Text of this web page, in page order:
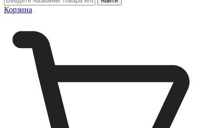
Корзина